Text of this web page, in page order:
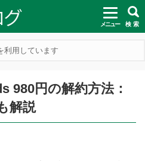
メニュー 検 索
利用しています
980円の解約方法：
解説